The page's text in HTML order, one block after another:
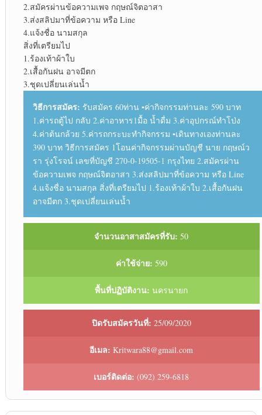
2.สมัครผ่านข้อความเพจ กฤษณ์จิตอาสา
3.ส่งสลิปมาที่ข้อความ หรือ Line
4.แจ้งชื่อ นามสกุล
สิ่งที่เตรียมไป
1.ร้องเท้าผ้าใบ
2.เสื้อกันฝน อาจมีตก
3.ชุดเปลี่ยนเล่นน้ำ
วิธีการสมัคร: รับสมัคร 60ท่าน ▪︎ค่ากิจกรรมท่านละ 590 บาท
1.ค่ารถตู้ไป กลับ 2.ค่าอาหาร1มื้อ น้ำดื่ม 3.ค่าอุปกรณ์ทำโป่ง
4.ค่าต้นกล้วย 5.ค่ารถกระบะทำกิจกรรม ▪︎เดินทางเองท่านละ
390 บาท วิธีการสมัคร 1โอนค่ากิจกรรมผ่านบัญชี นาย กฤษณ์ว
รา รุ่งโรจน์ เลขที่บัญชี 270-0-19505-1 กรุงไทย 2.สมัครผ่าน
ข้อความเพจ กฤษณ์จิตอาสา 3.ส่งสลิปมาที่ข้อความ หรือ Line
4.แจ้งชื่อ นามสกุล สิ่งที่เตรียมไป 1.ร้องเท้าผ้าใบ 2.เสื้อกันฝน
อาจมีตก 3.ชุดเปลี่ยนเล่นน้ำ
จำนวนอาสาสมัครที่รับ: 50
ค่าใช้จ่าย: 590
พื้นที่ปฏิบัติงาน: นครนายก
ปิดรับสมัครวันที่: 25/09/2020
อีเมล: Kritwara88@gmail.com
เบอร์ติดต่อ: (092) 259-6818